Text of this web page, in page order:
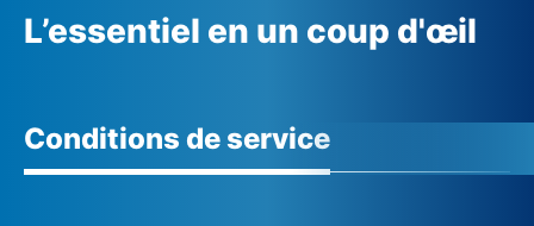
L’essentiel en un coup d'œil
Conditions de service